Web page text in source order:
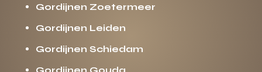
Gordijnen Zoetermeer
Gordijnen Leiden
Gordijnen Schiedam